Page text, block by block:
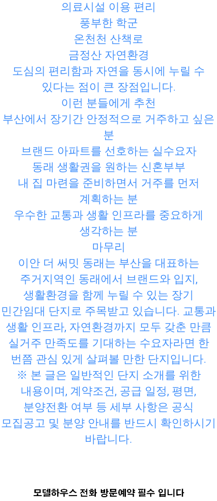
의료시설 이용 편리
풍부한 학군
온천천 산책로
금정산 자연환경
도심의 편리함과 자연을 동시에 누릴 수
있다는 점이 큰 장점입니다.
이런 분들에게 추천
부산에서 장기간 안정적으로 거주하고 싶은
분
브랜드 아파트를 선호하는 실수요자
동래 생활권을 원하는 신혼부부
내 집 마련을 준비하면서 거주를 먼저
계획하는 분
우수한 교통과 생활 인프라를 중요하게
생각하는 분
마무리
이안 더 써밋 동래는 부산을 대표하는
주거지역인 동래에서 브랜드와 입지,
생활환경을 함께 누릴 수 있는 장기
민간임대 단지로 주목받고 있습니다. 교통과
생활 인프라, 자연환경까지 모두 갖춘 만큼
실거주 만족도를 기대하는 수요자라면 한
번쯤 관심 있게 살펴볼 만한 단지입니다.
※ 본 글은 일반적인 단지 소개를 위한
내용이며, 계약조건, 공급 일정, 평면,
분양전환 여부 등 세부 사항은 공식
모집공고 및 분양 안내를 반드시 확인하시기
바랍니다.